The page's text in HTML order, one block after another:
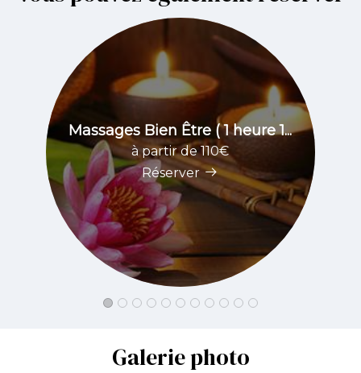
Massages Bien Être ( 1 heure 1...
à partir de 110€
Réserver
Galerie photo